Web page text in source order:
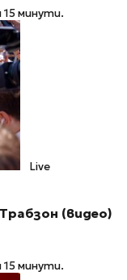
15 минути.
Live
(видео)
15 минути.